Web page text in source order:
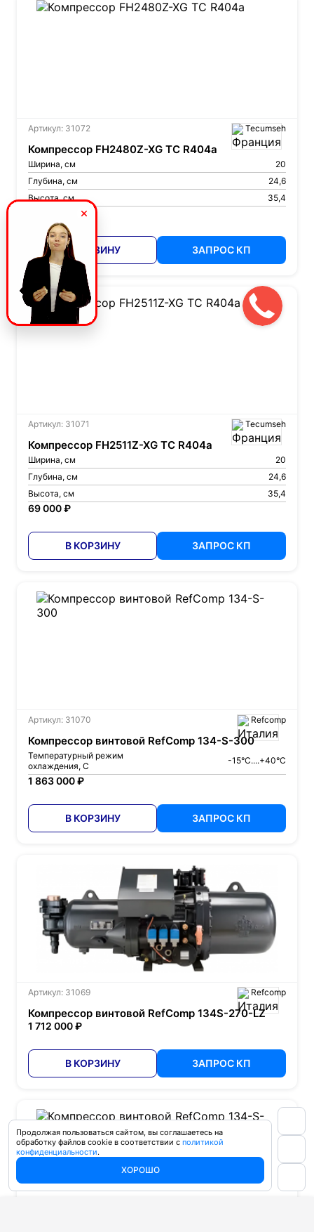
Артикул: 31072 Tecumseh
Компрессор FH2480Z-XG TC R404a
Ширина, см
20
Глубина, см
24,6
Высота, см
35,4
В КОРЗИНУ ЗАПРОС КП
Артикул: 31071 Tecumseh
Компрессор FH2511Z-XG TC R404a
Ширина, см
20
Глубина, см
24,6
Высота, см
35,4
69 000 ₽
В КОРЗИНУ ЗАПРОС КП
Артикул: 31070 Refcomp
Компрессор винтовой RefComp 134-S-300
Температурный режим
охлаждения, С
-15°C....+40°C
1 863 000 ₽
В КОРЗИНУ ЗАПРОС КП
Артикул: 31069 Refcomp
Компрессор винтовой RefComp 134S-270-LZ
1 712 000 ₽
В КОРЗИНУ ЗАПРОС КП
Продолжая пользоваться сайтом, вы соглашаетесь на
обработку файлов cookie в соответствии с политикой
конфиденциальности.
ХОРОШО